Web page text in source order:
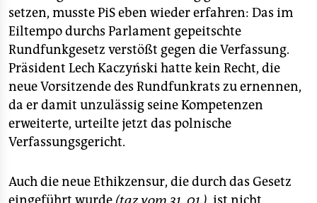
fragen & hilfe
unterstützen
abo
genossenschaft
epaper login
setzen, musste PiS eben wieder erfahren: Das im
Eiltempo durchs Parlament gepeitschte
Rundfunkgesetz verstößt gegen die Verfassung.
Präsident Lech Kaczyński hatte kein Recht, die
neue Vorsitzende des Rundfunkrats zu ernennen,
da er damit unzulässig seine Kompetenzen
erweiterte, urteilte jetzt das polnische
Verfassungsgericht.
Auch die neue Ethikzensur, die durch das Gesetz